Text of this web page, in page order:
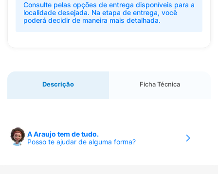
Consulte pelas opções de entrega disponíveis para a
localidade desejada. Na etapa de entrega, você
poderá decidir de maneira mais detalhada.
Descrição Ficha Técnica
A Araujo tem de tudo.
Posso te ajudar de alguma forma?